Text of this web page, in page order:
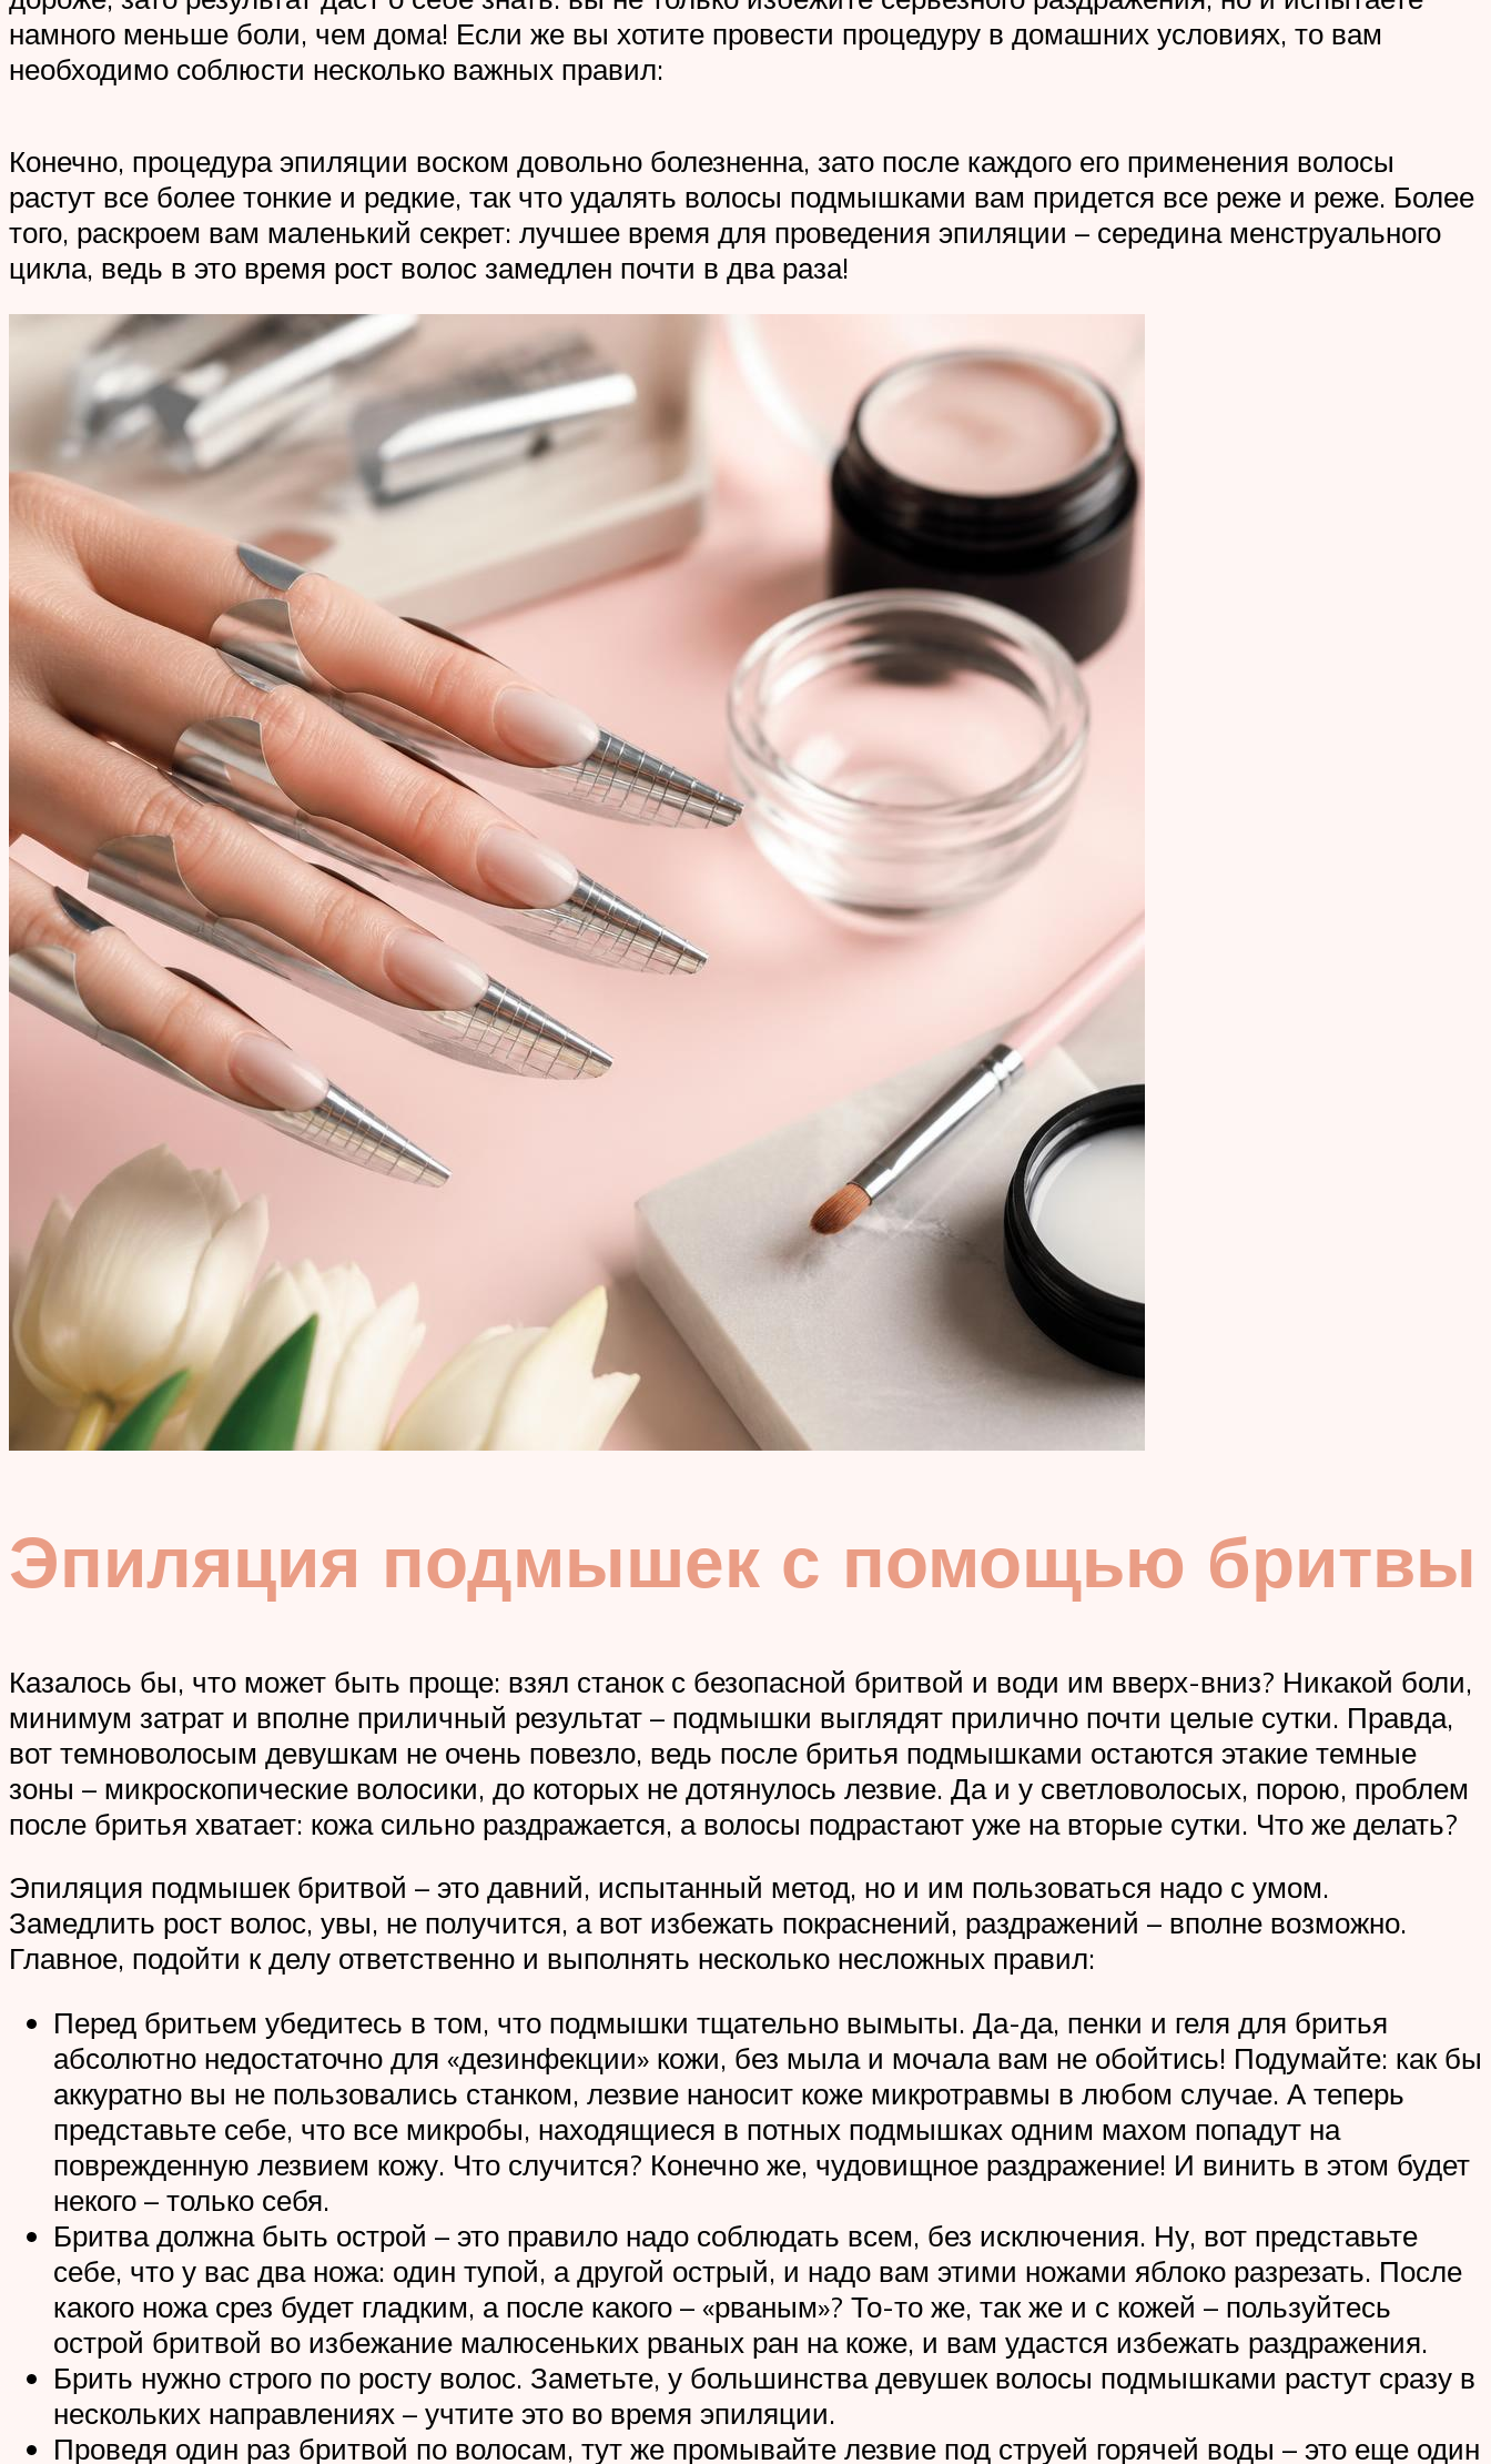
намного меньше боли, чем дома! Если же вы хотите провести процедуру в домашних условиях, то вам
необходимо соблюсти несколько важных правил:
Конечно, процедура эпиляции воском довольно болезненна, зато после каждого его применения волосы
растут все более тонкие и редкие, так что удалять волосы подмышками вам придется все реже и реже. Более
того, раскроем вам маленький секрет: лучшее время для проведения эпиляции – середина менструального
цикла, ведь в это время рост волос замедлен почти в два раза!
Эпиляция подмышек с помощью бритвы
Казалось бы, что может быть проще: взял станок с безопасной бритвой и води им вверх-вниз? Никакой боли,
минимум затрат и вполне приличный результат – подмышки выглядят прилично почти целые сутки. Правда,
вот темноволосым девушкам не очень повезло, ведь после бритья подмышками остаются этакие темные
зоны – микроскопические волосики, до которых не дотянулось лезвие. Да и у светловолосых, порою, проблем
после бритья хватает: кожа сильно раздражается, а волосы подрастают уже на вторые сутки. Что же делать?
Эпиляция подмышек бритвой – это давний, испытанный метод, но и им пользоваться надо с умом.
Замедлить рост волос, увы, не получится, а вот избежать покраснений, раздражений – вполне возможно.
Главное, подойти к делу ответственно и выполнять несколько несложных правил:
Перед бритьем убедитесь в том, что подмышки тщательно вымыты. Да-да, пенки и геля для бритья
абсолютно недостаточно для «дезинфекции» кожи, без мыла и мочала вам не обойтись! Подумайте: как бы
аккуратно вы не пользовались станком, лезвие наносит коже микротравмы в любом случае. А теперь
представьте себе, что все микробы, находящиеся в потных подмышках одним махом попадут на
поврежденную лезвием кожу. Что случится? Конечно же, чудовищное раздражение! И винить в этом будет
некого – только себя.
Бритва должна быть острой – это правило надо соблюдать всем, без исключения. Ну, вот представьте
себе, что у вас два ножа: один тупой, а другой острый, и надо вам этими ножами яблоко разрезать. После
какого ножа срез будет гладким, а после какого – «рваным»? То-то же, так же и с кожей – пользуйтесь
острой бритвой во избежание малюсеньких рваных ран на коже, и вам удастся избежать раздражения.
Брить нужно строго по росту волос. Заметьте, у большинства девушек волосы подмышками растут сразу в
нескольких направлениях – учтите это во время эпиляции.
Проведя один раз бритвой по волосам, тут же промывайте лезвие под струей горячей воды – это еще один